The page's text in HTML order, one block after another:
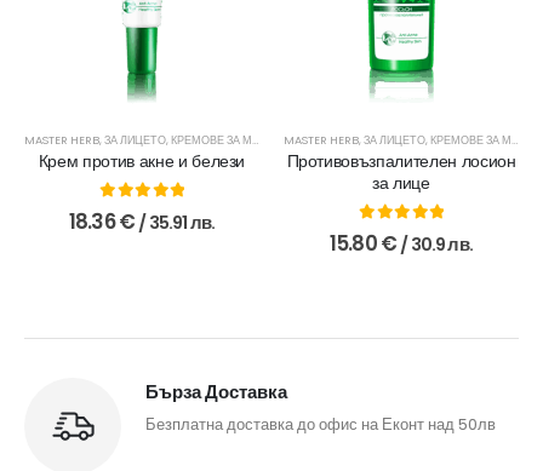
MASTER HERB,ЗА ЛИЦЕТО,КРЕМОВЕ ЗА МЛАДА КОЖА
Крем против акне и белези
0out of 5
18.36€ / 35.91 лв.
MASTER HERB,ЗА ЛИЦЕТО,КРЕМОВЕ ЗА МЛАДА КОЖА
Противовъзпалителен лосион
за лице
0out of 5
15.80€ / 30.9 лв.
Бърза Доставка
Безплатна доставка до офис на Еконт над 50лв